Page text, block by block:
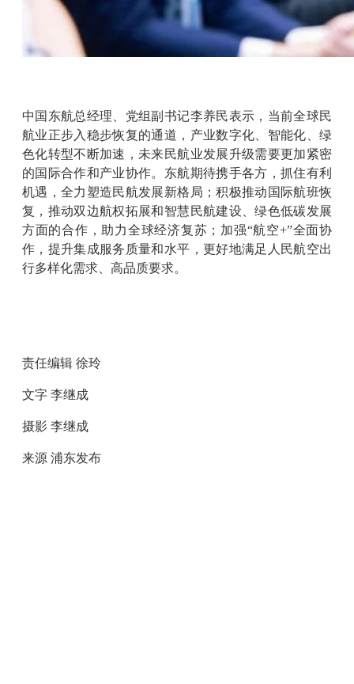
中国东航总经理、党组副书记李养民表示，当前全球民
航业正步入稳步恢复的通道，产业数字化、智能化、绿
色化转型不断加速，未来民航业发展升级需要更加紧密
的国际合作和产业协作。东航期待携手各方，抓住有利
机遇，全力塑造民航发展新格局；积极推动国际航班恢
复，推动双边航权拓展和智慧民航建设、绿色低碳发展
方面的合作，助力全球经济复苏；加强“航空+”全面协
作，提升集成服务质量和水平，更好地满足人民航空出
行多样化需求、高品质要求。
责任编辑 徐玲
文字 李继成
摄影 李继成
来源 浦东发布